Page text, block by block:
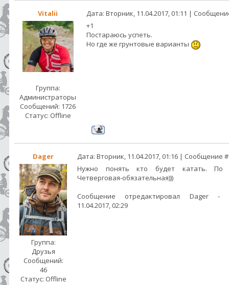
Vitalii Дата: Вторник, 11.04.2017, 01:11 |
Группа:
Администраторы
Сообщений: 1726
Статус: Offline
+1
Постараюсь успеть.
Но где же грунтовые варианты
Dager Дата: Вторник, 11.04.2017, 01:16 | Сообщение
Группа:
Друзья
Сообщений:
46
Статус: Offline
Нужно понять кто будет катать.
Четверговая-обязательная)))
Сообщение отредактировал Dager-
11.04.2017, 02:29